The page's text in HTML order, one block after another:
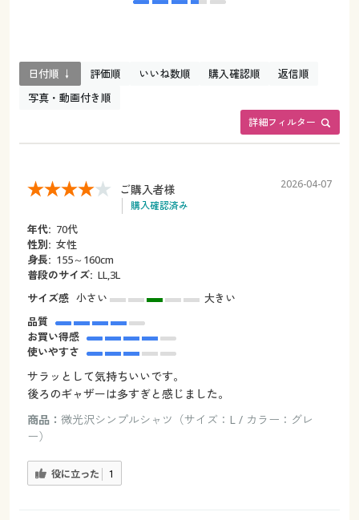
詳細フィルター
日付順 ↓ 評価順 いいね数順 購入確認順
返信順
写真・動画付き順
ご購入者様
購入確認済み
2026-04-07
年代: 70代
性別: 女性
身長: 155～160cm
普段のサイズ: LL,3L
サイズ感 小さい
大きい
品質
お買い得感
使いやすさ
サラッとして気持ちいいです。
後ろのギャザーは多すぎと感じました。
商品： 微光沢シンプルシャツ（サイズ：L / カラー：グレ
ー）
役に立った 1